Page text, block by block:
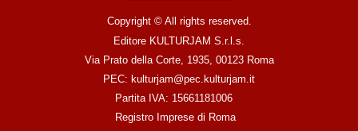
Copyright © All rights reserved.
Editore KULTURJAM S.r.l.s.
Via Prato della Corte, 1935, 00123 Roma
PEC: kulturjam@pec.kulturjam.it
Partita IVA: 15661181006
Registro Imprese di Roma